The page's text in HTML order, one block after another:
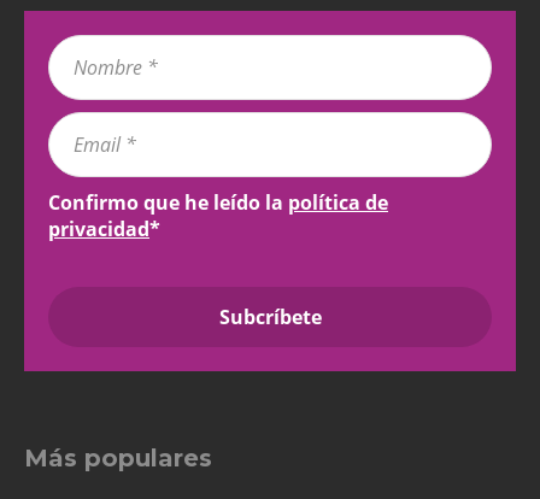
Confirmo que he leído la política de
privacidad*
Más populares